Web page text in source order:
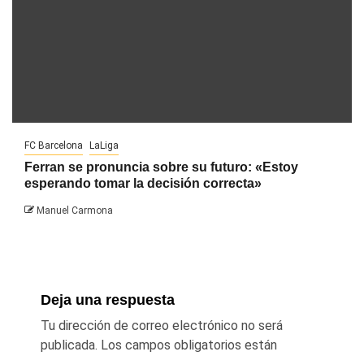
FC Barcelona LaLiga
Ferran se pronuncia sobre su futuro: «Estoy
esperando tomar la decisión correcta»
Manuel Carmona
Deja una respuesta
Tu dirección de correo electrónico no será
publicada. Los campos obligatorios están